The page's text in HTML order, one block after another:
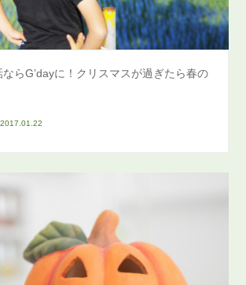
らG’dayに！クリスマスが過ぎたら春の
2017.01.22